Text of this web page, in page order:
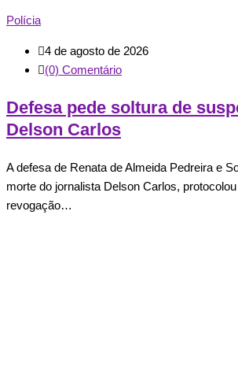
Polícia
4 de agosto de 2026
(0) Comentário
Defesa pede soltura de
Delson Carlos
A defesa de Renata de Almeida Pedreira e
morte do jornalista Delson Carlos,
revogação…